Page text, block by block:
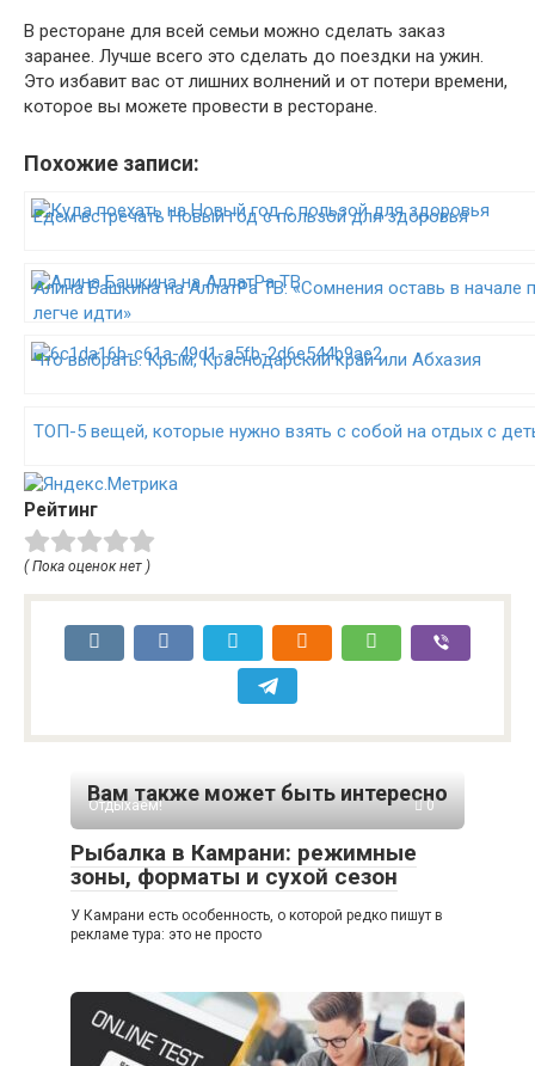
В ресторане для всей семьи можно сделать заказ
заранее. Лучше всего это сделать до поездки на ужин.
Это избавит вас от лишних волнений и от потери времени,
которое вы можете провести в ресторане.
Похожие записи:
Едем встречать Новый год с пользой для здоровья
Алина Башкина на АллатРа ТВ: «Сомнения оставь в начале
легче идти»
Что выбрать: Крым, Краснодарский край или Абхазия
ТОП-5 вещей, которые нужно взять с собой на отдых с
Рейтинг
( Пока оценок нет )
Вам также может быть интересно
Отдыхаем! 0
Рыбалка в Камрани: режимные
зоны, форматы и сухой сезон
У Камрани есть особенность, о которой редко пишут в
рекламе тура: это не просто